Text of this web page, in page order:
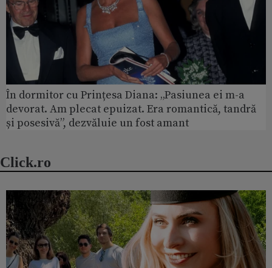
În dormitor cu Prințesa Diana: „Pasiunea ei m-a
devorat. Am plecat epuizat. Era romantică, tandră
și posesivă”, dezvăluie un fost amant
Click.ro